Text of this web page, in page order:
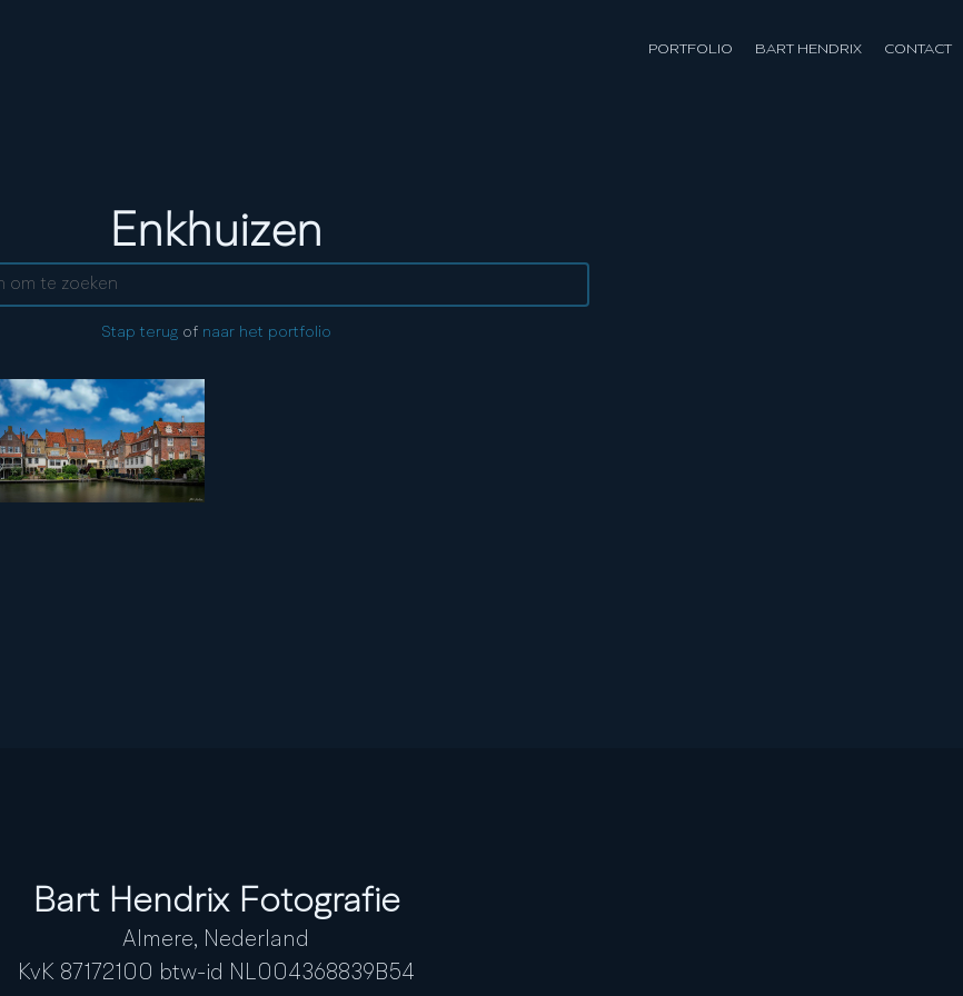
PORTFOLIO BART HENDRIX CONTACT
Stad:
Enkhuizen
Stap terugof naar het portfolio
Bart Hendrix Fotografie
Almere, Nederland
KvK 87172100 btw-id NL004368839B54